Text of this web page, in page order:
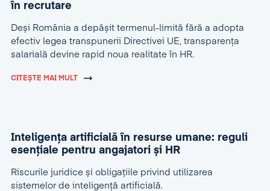
în recrutare
Deși România a depășit termenul-limită fără a adopta
efectiv legea transpunerii Directivei UE, transparența
salarială devine rapid noua realitate în HR.
CITEȘTE MAI MULT
Inteligența artificială în resurse umane: reguli
esențiale pentru angajatori și HR
Riscurile juridice și obligațiile privind utilizarea
sistemelor de inteligență artificială.